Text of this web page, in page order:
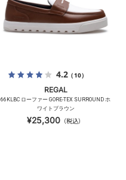
4.2（10）
REGAL
66KLBC ローファー GORE-TEX SURROUND ホ
ワイトブラウン
¥25,300 （税込）